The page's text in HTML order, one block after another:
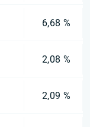
6,68 %
2,08 %
2,09 %